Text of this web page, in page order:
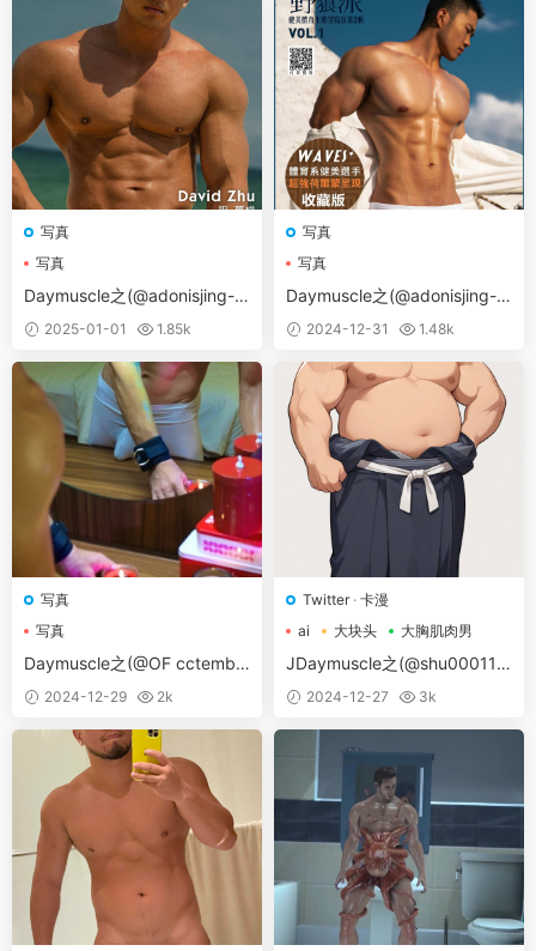
写真
写真
Daymuscle之(@adonisjing-U
NIQUE 01 PLUS&UNIQUE01
&UNIQUE02&UNIQUE03&U
NIQUE04）
2025-01-01 1.85k
写真
写真
Daymuscle之(@adonisjing-W
AVES01&WAVES02&WAVES 0
2 [MANDATORY SEXY]&WAV
ES 02[MANDATORY SEXY]）
2024-12-31 1.48k
写真
写真
Daymuscle之(@OF cctembk
kth – Until 04 November 202
4）
2024-12-29 2k
Twitter· 卡漫
ai
大块头 大胸肌肉男
JDaymuscle之(@shu000111
4-shュウまい。@TRPG仲间
招募集)
2024-12-27 3k